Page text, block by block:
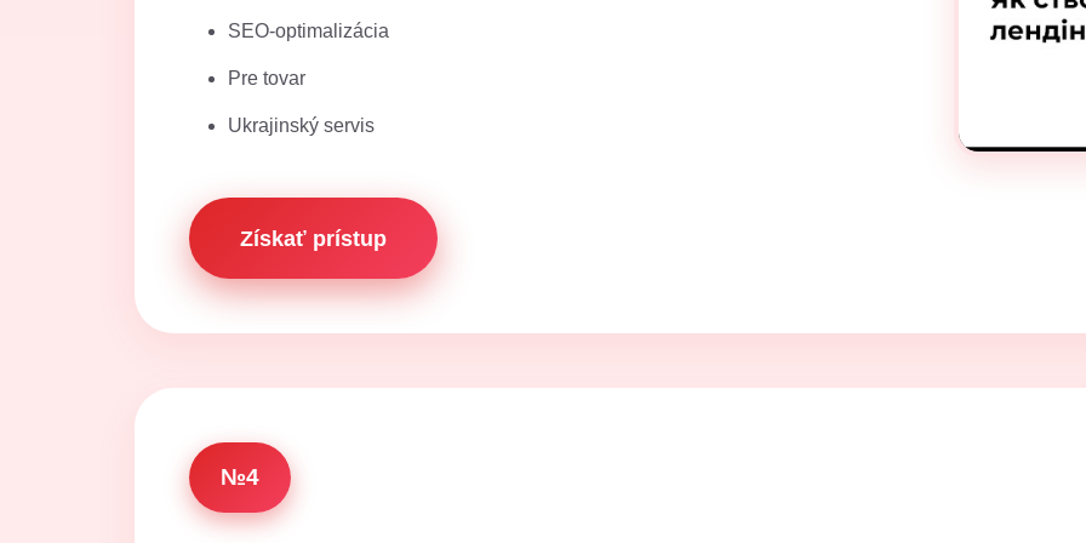
SEO-optimalizácia
Pre tovar
Ukrajinský servis
Získať prístup
№4